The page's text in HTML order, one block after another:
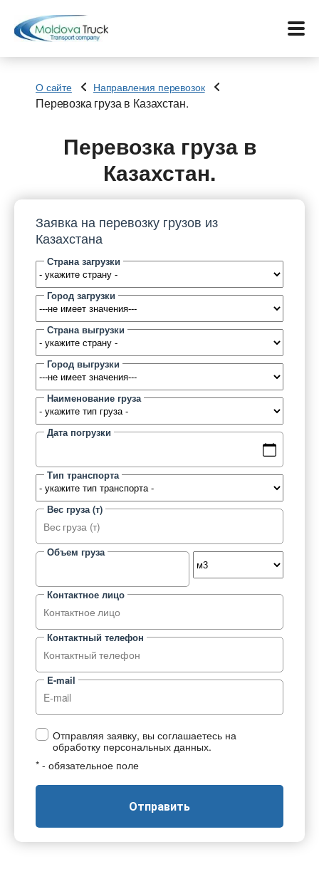
Перевозки
Услуги
Контакты
Биржа
Язык:
О сайте Направления перевозок
Перевозка груза в Казахстан.
Перевозка груза в
Казахстан.
Заявка на перевозку грузов из
Казахстана
Страна загрузки
Город загрузки
Страна выгрузки
Город выгрузки
Наименование груза
Дата погрузки
Тип транспорта
Вес груза (т)
Объем груза
Контактное лицо
Контактный телефон
E-mail
Отправляя заявку, вы соглашаетесь на
обработку персональных данных.
* - обязательное поле
Отправить